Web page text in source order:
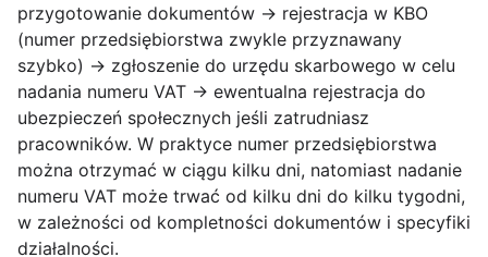
przygotowanie dokumentów → rejestracja w KBO
(numer przedsiębiorstwa zwykle przyznawany
szybko) → zgłoszenie do urzędu skarbowego w celu
nadania numeru VAT → ewentualna rejestracja do
ubezpieczeń społecznych jeśli zatrudniasz
pracowników. W praktyce numer przedsiębiorstwa
można otrzymać w ciągu kilku dni, natomiast nadanie
numeru VAT może trwać od kilku dni do kilku tygodni,
w zależności od kompletności dokumentów i specyfiki
działalności.